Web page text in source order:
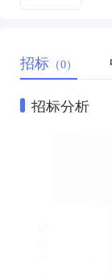
招标 （0）
招标分析